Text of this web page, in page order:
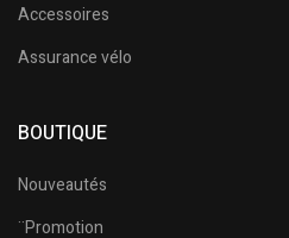
Accessoires
Assurance vélo
BOUTIQUE
Nouveautés
¨Promotion